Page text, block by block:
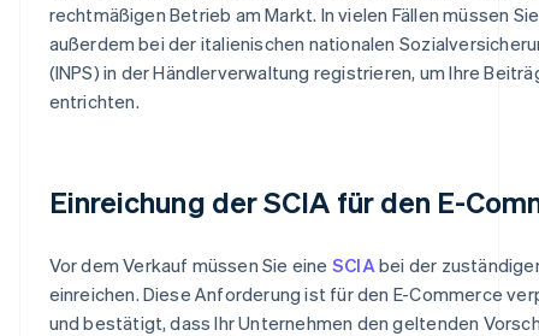
rechtmäßigen Betrieb am Markt. In vielen Fällen müssen
außerdem bei der italienischen nationalen
(INPS) in der Händlerverwaltung registrieren, um Ihre
entrichten.
Einreichung der SCIA für den E-
Vor dem Verkauf müssen Sie eine SCIA bei der
einreichen. Diese Anforderung ist für den E-Commerce
und bestätigt, dass Ihr Unternehmen den geltenden